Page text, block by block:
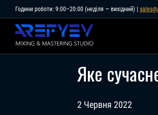
to
content
Години роботи: 9:00–20:00 (неділя — вихідний) |
Яке
2 Червня 2022